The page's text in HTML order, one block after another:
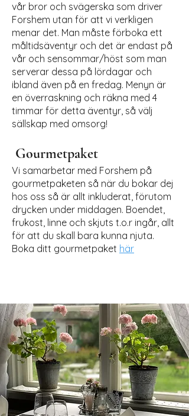
vår bror och svägerska som driver
Forshem utan för att vi verkligen
menar det. Man måste förboka ett
måltidsäventyr och det är endast på
vår och sensommar/höst som man
serverar dessa på lördagar och
ibland även på en fredag. Menyn är
en överraskning och räkna med 4
timmar för detta äventyr, så välj
sällskap med omsorg!
Gourmetpaket
Vi samarbetar med Forshem på
gourmetpaketen så när du bokar dej
hos oss så är allt inkluderat, förutom
drycken under middagen. Boendet,
frukost, linne och skjuts ​ t.o.r ingår, allt
för att du skall bara kunna njuta.
Boka ditt gourmetpaket här